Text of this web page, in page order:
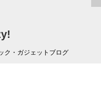
ク・ガジェットブログ